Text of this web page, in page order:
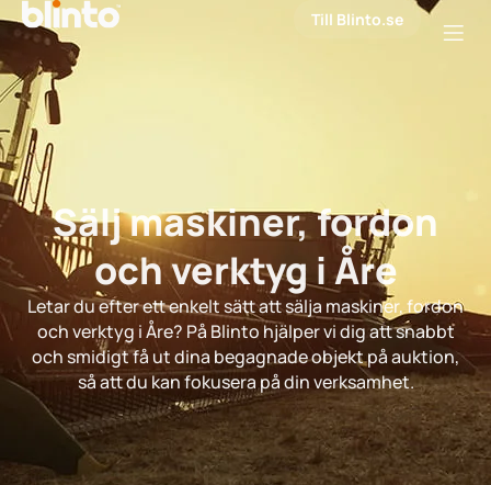
Till Blinto.se
Sälj maskiner, fordon
och verktyg i Åre
Letar du efter ett enkelt sätt att sälja maskiner, fordon
och verktyg i Åre? På Blinto hjälper vi dig att snabbt
och smidigt få ut dina begagnade objekt på auktion,
så att du kan fokusera på din verksamhet.